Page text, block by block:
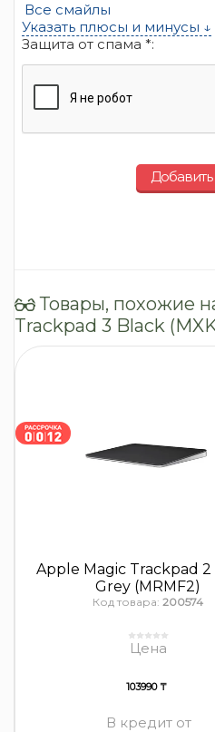
Все смайлы
Указать плюсы и минусы ↓
Защита от спама *:
Товары, похожие
Trackpad 3 Black
Apple Magic Trackpad 2
Grey (MRMF2)
Код товара: 200574
Цена
103990 ₸
В кредит от